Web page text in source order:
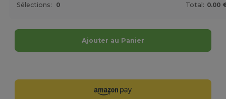
Sélections: 0 Total: 0.00
Ajouter au Panier